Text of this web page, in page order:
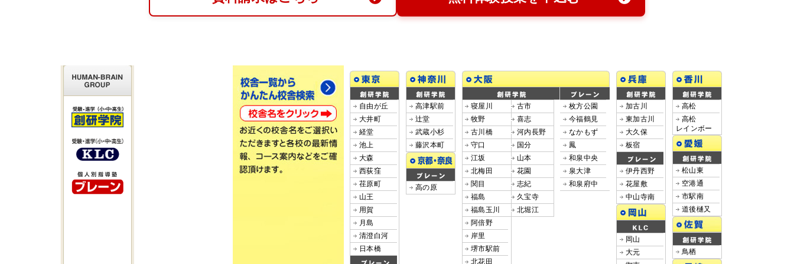
自由が丘
大井町
経堂
池上
大森
西荻窪
荏原町
山王
用賀
月島
清澄白河
日本橋
高津駅前
辻堂
武蔵小杉
藤沢本町
高の原
寝屋川
牧野
古川橋
守口
江坂
北梅田
関目
福島
福島玉川
阿倍野
岸里
堺市駅前
北花田
古市
喜志
河内長野
国分
山本
花園
志紀
久宝寺
北堀江
枚方公園
今福鶴見
なかもず
鳳
和泉中央
泉大津
和泉府中
加古川
東加古川
大久保
板宿
伊丹西野
花屋敷
中山寺南
岡山
大元
高松
高松
レインボー
松山東
空港通
市駅南
道後樋又
鳥栖